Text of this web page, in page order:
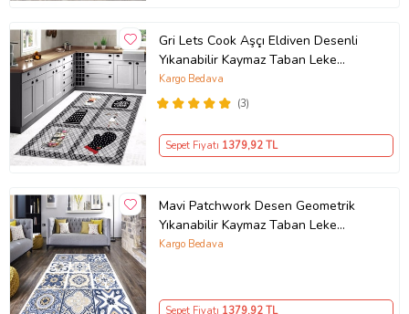
Gri Lets Cook Aşçı Eldiven Desenli
Yıkanabilir Kaymaz Taban Leke
Tutmaz Modern Mutfak Halısı
(3)
Kargo Bedava
Sepet Fiyatı 1379,92 TL
Mavi Patchwork Desen Geometrik
Yıkanabilir Kaymaz Taban Leke
Tutmaz Modern Salon Halısı ve
Kargo Bedava
Sepet Fiyatı 1379,92 TL